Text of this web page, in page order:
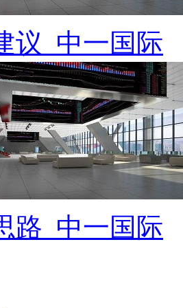
议_中一国际
路_中一国际